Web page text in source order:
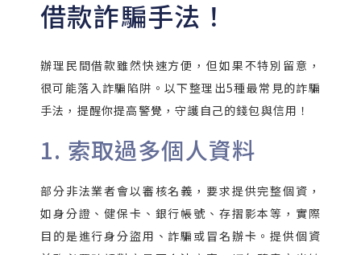
借款詐騙手法！
辦理民間借款雖然快速方便，但如果不特別留意，
很可能落入詐騙陷阱。以下整理出5種最常見的詐騙
手法，提醒你提高警覺，守護自己的錢包與信用！
1. 索取過多個人資料
部分非法業者會以審核名義，要求提供完整個資，
如身分證、健保卡、銀行帳號、存摺影本等，實際
目的是進行身分盜用、詐騙或冒名辦卡。提供個資